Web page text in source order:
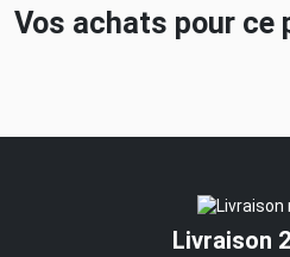
Vos achats pour ce
Livraison